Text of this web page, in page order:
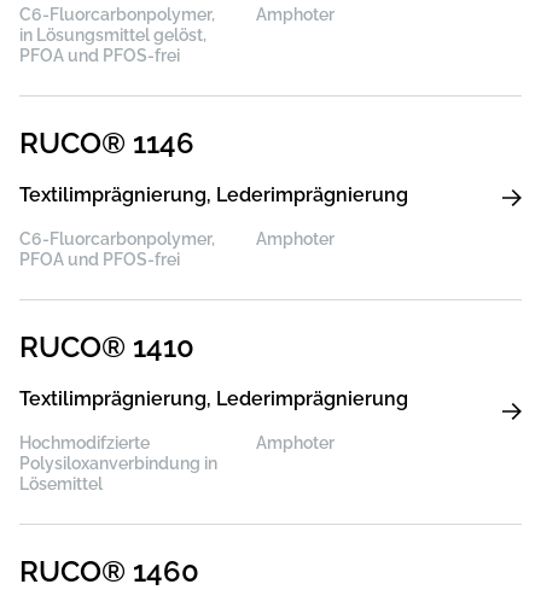
C6-Fluorcarbonpolymer,
in Lösungsmittel gelöst,
PFOA und PFOS-frei
Amphoter
RUCO® 1146
Textilimprägnierung, Lederimprägnierung
C6-Fluorcarbonpolymer,
PFOA und PFOS-frei
Amphoter
RUCO® 1410
Textilimprägnierung, Lederimprägnierung
Hochmodifzierte
Polysiloxanverbindung in
Lösemittel
Amphoter
RUCO® 1460